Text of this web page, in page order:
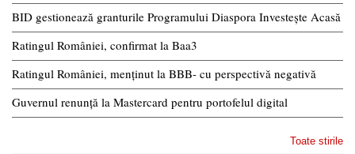
BID gestionează granturile Programului Diaspora Investește Acasă
Ratingul României, confirmat la Baa3
Ratingul României, menținut la BBB- cu perspectivă negativă
Guvernul renunță la Mastercard pentru portofelul digital
Toate stirile